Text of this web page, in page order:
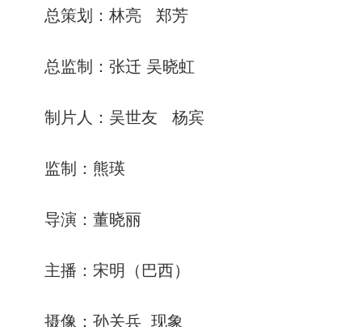
总策划：林亮 郑芳
总监制：张迁 吴晓虹
制片人：吴世友 杨宾
监制：熊瑛
导演：董晓丽
主播：宋明（巴西）
摄像：孙关兵 现象